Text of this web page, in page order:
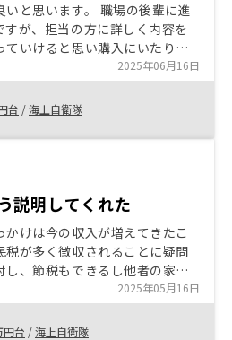
と思います。 職場の後輩に進
が、担当の方に詳しく内容を
いけると思い購入にいたりま
等に進めていけるようにしてい
2025年06月16日
台 /海上自衛隊
説明してくれた
けは今の収入が増えてきたこ
税が多く徴収されることに疑問
、節税もできるし他者の家賃
リットを感じ始める決意をし
いことから手が付けにくいが、
2025年05月16日
円台 /海上自衛隊